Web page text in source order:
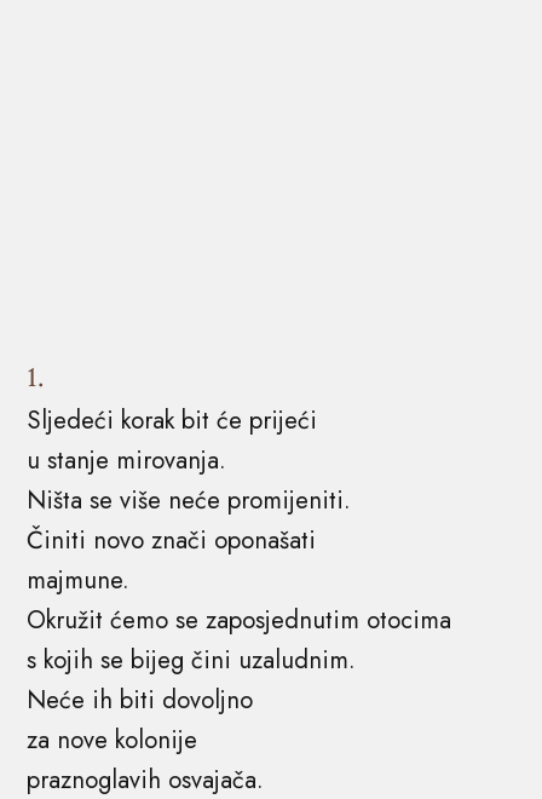
1.
Sljedeći korak bit će prijeći
u stanje mirovanja.
Ništa se više neće promijeniti.
Činiti novo znači oponašati
majmune.
Okružit ćemo se zaposjednutim otocima
s kojih se bijeg čini uzaludnim.
Neće ih biti dovoljno
za nove kolonije
praznoglavih osvajača.